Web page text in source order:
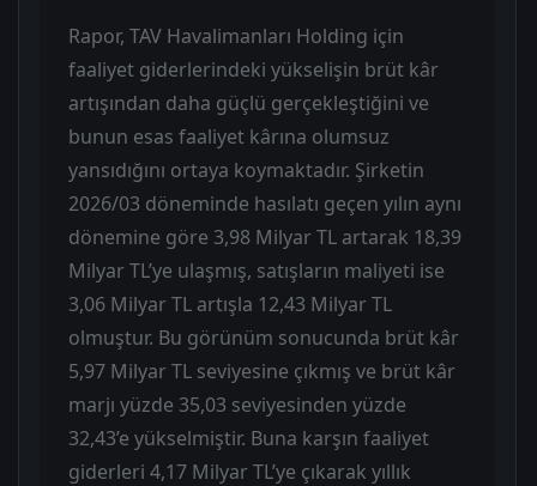
Rapor, TAV Havalimanları Holding için
faaliyet giderlerindeki yükselişin brüt kâr
artışından daha güçlü gerçekleştiğini ve
bunun esas faaliyet kârına olumsuz
yansıdığını ortaya koymaktadır. Şirketin
2026/03 döneminde hasılatı geçen yılın aynı
dönemine göre 3,98 Milyar TL artarak 18,39
Milyar TL’ye ulaşmış, satışların maliyeti ise
3,06 Milyar TL artışla 12,43 Milyar TL
olmuştur. Bu görünüm sonucunda brüt kâr
5,97 Milyar TL seviyesine çıkmış ve brüt kâr
marjı yüzde 35,03 seviyesinden yüzde
32,43’e yükselmiştir. Buna karşın faaliyet
giderleri 4,17 Milyar TL’ye çıkarak yıllık